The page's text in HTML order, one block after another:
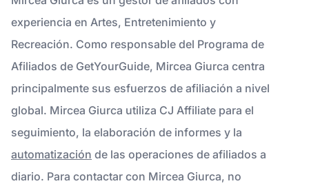
experiencia en Artes, Entretenimiento y
Recreación. Como responsable del Programa de
Afiliados de GetYourGuide, Mircea Giurca centra
principalmente sus esfuerzos de afiliación a nivel
global. Mircea Giurca utiliza CJ Affiliate para el
seguimiento, la elaboración de informes y la
automatización de las operaciones de afiliados a
diario. Para contactar con Mircea Giurca, no